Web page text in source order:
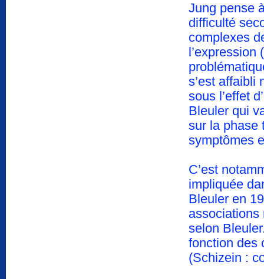
Jung pense
difficulté
complexes
l’expression
s’est affaibli
sous l’effet
Bleuler qui
sur la phase
symptômes
C’est
impliquée
Bleuler en
associations
selon
fonction des
(Schizein :